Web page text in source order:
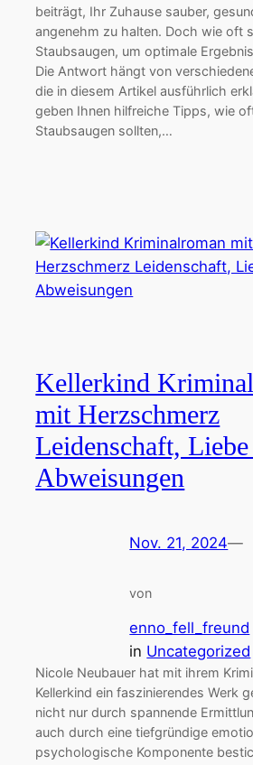
beiträgt, Ihr Zuhause sauber,
angenehm zu halten. Doch wie oft
Staubsaugen, um optimale
Die Antwort hängt von
die in diesem Artikel ausführlich
geben Ihnen hilfreiche Tipps, wie
Staubsaugen sollten,…
Kellerkind
mit Herzschmerz
Leidenschaft,
Abweisungen
Nov. 21, 2024—
von
enno_fell_freund
in Uncategorized
Nicole Neubauer hat mit ihrem
Kellerkind ein faszinierendes Werk
nicht nur durch spannende
auch durch eine tiefgründige
psychologische Komponente